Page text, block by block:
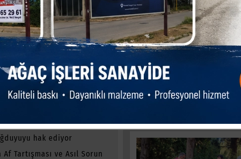
Müslüman Türk milletinin aleyhine kullananlar,
desteği ile mahkûm edilmişlerdir. Duam odur ki, çekecekleri cezalar, işledikleri
bir mahkeme daha var. O gün onları savunacak ne CHP, ne DHKPC, ne de yandaş
Tutulmuş Tavşanlar Ülkesi
hak ediyor
Af Tartışması ve Asıl Sorun